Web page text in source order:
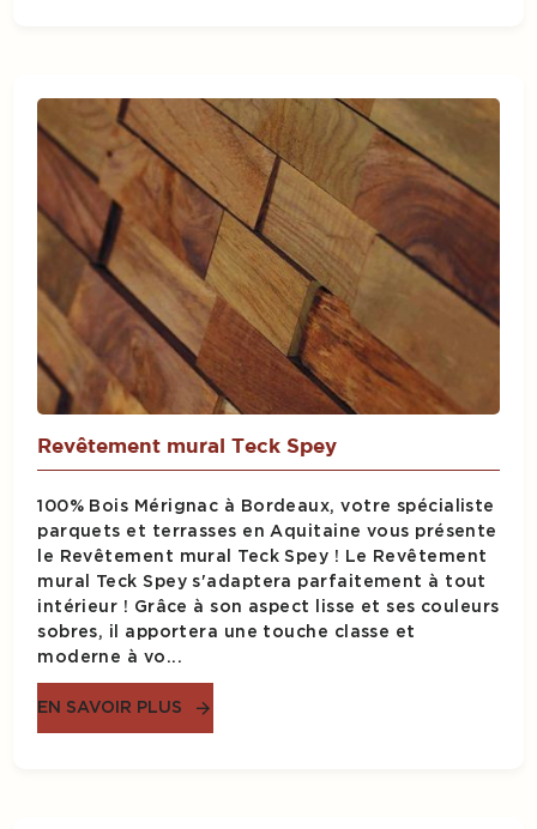
Revêtement mural Teck Spey
100% Bois Mérignac à Bordeaux, votre spécialiste
parquets et terrasses en Aquitaine vous présente
le Revêtement mural Teck Spey ! Le Revêtement
mural Teck Spey s'adaptera parfaitement à tout
intérieur ! Grâce à son aspect lisse et ses couleurs
sobres, il apportera une touche classe et
moderne à vo...
EN SAVOIR PLUS